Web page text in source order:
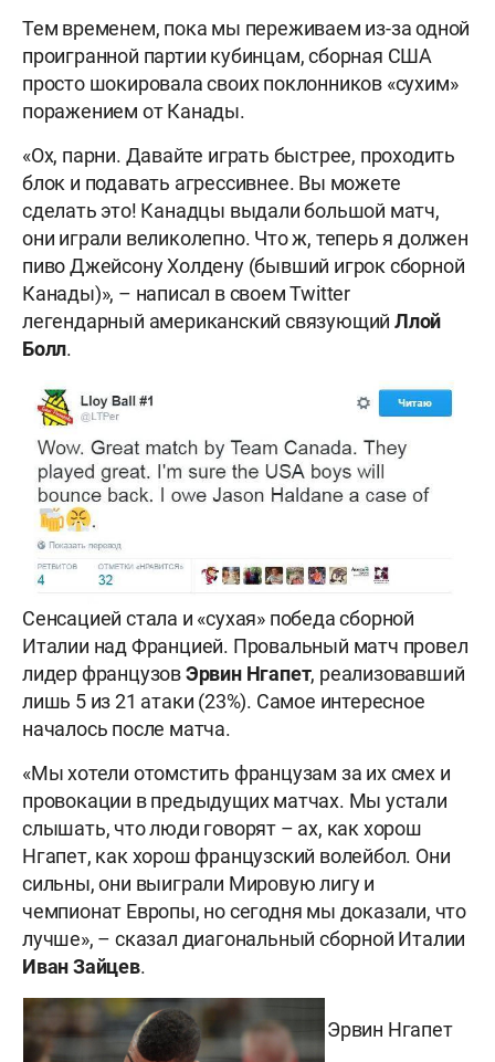
Тем временем, пока мы переживаем из-за одной
проигранной партии кубинцам, сборная США
просто шокировала своих поклонников «сухим»
поражением от Канады.
«Ох, парни. Давайте играть быстрее, проходить
блок и подавать агрессивнее. Вы можете
сделать это! Канадцы выдали большой матч,
они играли великолепно. Что ж, теперь я должен
пиво Джейсону Холдену (бывший игрок сборной
Канады)», – написал в своем Twitter
легендарный американский связующий Ллой
Болл.
Сенсацией стала и «сухая» победа сборной
Италии над Францией. Провальный матч провел
лидер французовЭрвин Нгапет, реализовавший
лишь 5 из 21 атаки (23%). Самое интересное
началось после матча.
«Мы хотели отомстить французам за их смех и
провокации в предыдущих матчах. Мы устали
слышать, что люди говорят – ах, как хорош
Нгапет, как хорош французский волейбол. Они
сильны, они выиграли Мировую лигу и
чемпионат Европы, но сегодня мы доказали, что
лучше», – сказал диагональный сборной Италии
Иван Зайцев.
Эрвин Нгапет